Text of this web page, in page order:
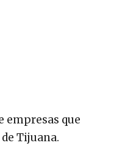
empresas que
Tijuana.